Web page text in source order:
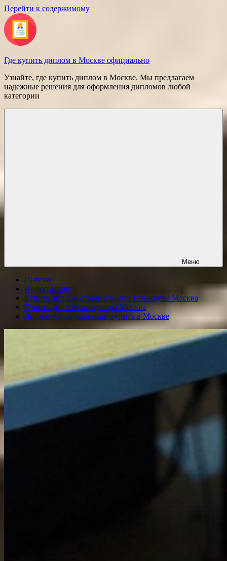
Перейти к содержимому
Где купить диплом в Москве официально
Узнайте, где купить диплом в Москве. Мы предлагаем
надежные решения для оформления дипломов любой
категории
Меню
Главная
Информация
Купить диплом строительного техникума Москва
Купить диплом менеджера Москва
Диплом об образовании купить в Москве